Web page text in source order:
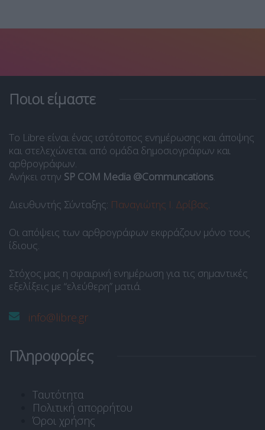
Ποιοι είμαστε
Το Libre είναι ένας ιστότοπος ενημέρωσης και άποψης
και στελεχώνεται από ομάδα δημοσιογράφων και
αρθρογράφων.
Ανήκει στην SP COM Media @Communcations.
Διευθυντής Σύνταξης: Παναγιώτης Ι. Δρίβας.
Οι απόψεις των αρθρογράφων εκφράζουν μόνο τους
ίδιους.
Στόχος μας η σφαιρική ενημέρωση για τις σημαντικές
εξελίξεις με “ελεύθερη” ματιά.
info@libre.gr
Πληροφορίες
Ταυτότητα
Πολιτική απορρήτου
Όροι χρήσης